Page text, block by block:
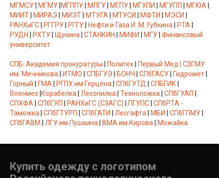
МГМСУ| МГМУ|МГППУ| МПГУ| МГПУ| МГУПИ | МГУПП | МГЮА |
МИИТ| МИРАЭ | МИЭТ| МТУГА | МТУСИ | МФТИ | МЭСИ |
РАНХиГС| РГГРУ| РГГУ| Нефти и Газа И. М. Губкина | РТА |
РУДН | РХТУ| Щукина | СТАНКИН | МИФИ | МГУ| Финансовый
университет
CПБ: Академия прокуратуры | Политеx| Первый Мед | СЗГМУ
им. Мечникова | ИТМО | СПБГУЭ | БОНЧ | СПбГАСУ| Гидромет|
Горный | ГМА | РГПУ им.Герцена | СПбГУТД | СПБГИК |
Военмех|Корабелка | Лесопилка | Техноложка | СПбГУАП |
СПХФА | СПбГУП | РАНХиГС (СЗАГС) | ПГУПС| СПбРТА -
Таможка | СПбГТУРП | СПбГАТИ | Лесгафта | МБИ | СПбГПМУ|
СПбГАВМ | ЛГУ им.Пушкина | ВМА им.Кирова | Можайка
Купить одежду с логотипом